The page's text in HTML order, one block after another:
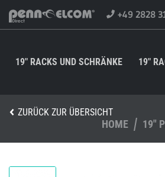
+49 2828
19" RACKS UND SCHRÄNKE 19"
ZURÜCK ZUR ÜBERSICHT
HOME 19"